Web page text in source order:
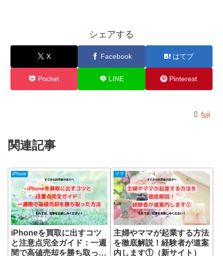
シェアする
X Facebook はてブ
Pocket LINE Pinterest
fuji
関連記事
iPhone
iPhoneを買取に出すコツ
と注意点完全ガイド：一週
間で高値売却を勝ち取った
ママ
主婦やママが起業する方法
を徹底解説！経験者が道案
内します①（新サイト）